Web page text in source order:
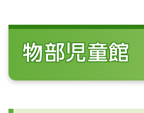
物部児童館